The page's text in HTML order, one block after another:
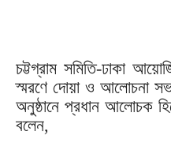
চট্টগ্রাম সমিতি-ঢাকা
স্মরণে দোয়া ও আলোচনা
অনুষ্ঠানে প্রধান আলোচক
বলেন,